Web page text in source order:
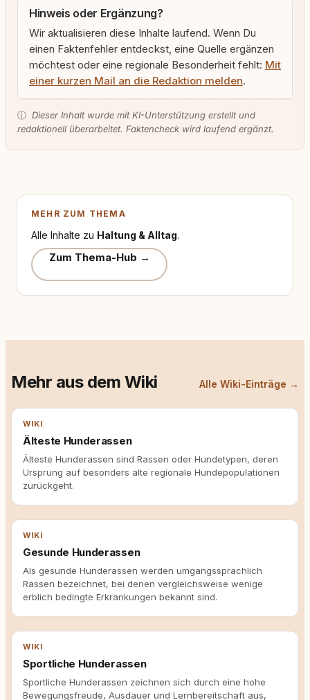
Hinweis oder Ergänzung?
Wir aktualisieren diese Inhalte laufend. Wenn Du
einen Faktenfehler entdeckst, eine Quelle ergänzen
möchtest oder eine regionale Besonderheit fehlt: Mit
einer kurzen Mail an die Redaktion melden.
ⓘ Dieser Inhalt wurde mit KI-Unterstützung erstellt und
redaktionell überarbeitet. Faktencheck wird laufend ergänzt.
MEHR ZUM THEMA
Alle Inhalte zu Haltung & Alltag.
Zum Thema-Hub →
Mehr aus dem Wiki Alle Wiki-Einträge →
WIKI
Älteste Hunderassen
Älteste Hunderassen sind Rassen oder Hundetypen, deren
Ursprung auf besonders alte regionale Hundepopulationen
zurückgeht.
WIKI
Gesunde Hunderassen
Als gesunde Hunderassen werden umgangssprachlich
Rassen bezeichnet, bei denen vergleichsweise wenige
erblich bedingte Erkrankungen bekannt sind.
WIKI
Sportliche Hunderassen
Sportliche Hunderassen zeichnen sich durch eine hohe
Bewegungsfreude, Ausdauer und Lernbereitschaft aus,